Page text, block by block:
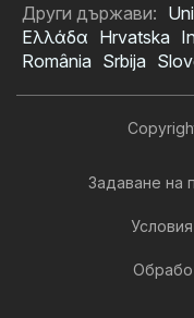
Други държави:
Ελλάδα Hrvatska
România Srbija
Задаване на